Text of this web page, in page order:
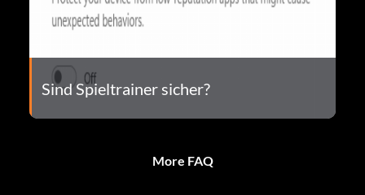
Sind Spieltrainer sicher?
More FAQ